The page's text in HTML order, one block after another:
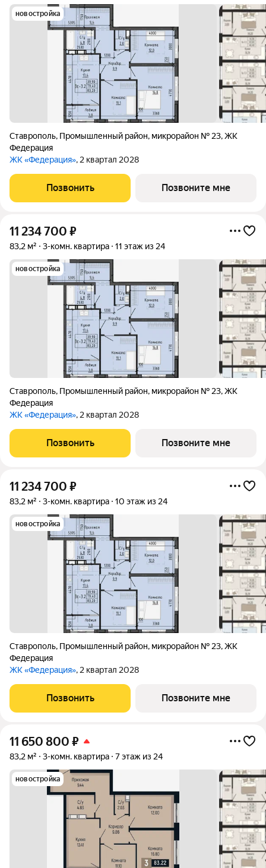
новостройка
Ставрополь, Промышленный район, микрорайон № 23,ЖК
Федерация
ЖК «Федерация», 2 квартал 2028
Позвонить Позвоните мне
11 234 700 ₽
83,2 м² 3-комн. квартира 11 этаж из 24
новостройка
Ставрополь, Промышленный район, микрорайон № 23,ЖК
Федерация
ЖК «Федерация», 2 квартал 2028
Позвонить Позвоните мне
11 234 700 ₽
83,2 м² 3-комн. квартира 10 этаж из 24
новостройка
Ставрополь, Промышленный район, микрорайон № 23,ЖК
Федерация
ЖК «Федерация», 2 квартал 2028
Позвонить Позвоните мне
11 650 800 ₽
83,2 м² 3-комн. квартира 7 этаж из 24
новостройка